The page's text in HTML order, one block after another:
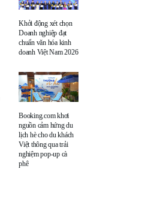
Khởi động xét chọn
Doanh nghiệp đạt
chuẩn văn hóa kinh
doanh Việt Nam 2026
Booking.com khơi
nguồn cảm hứng du
lịch hè cho du khách
Việt thông qua trải
nghiệm pop-up cà
phê